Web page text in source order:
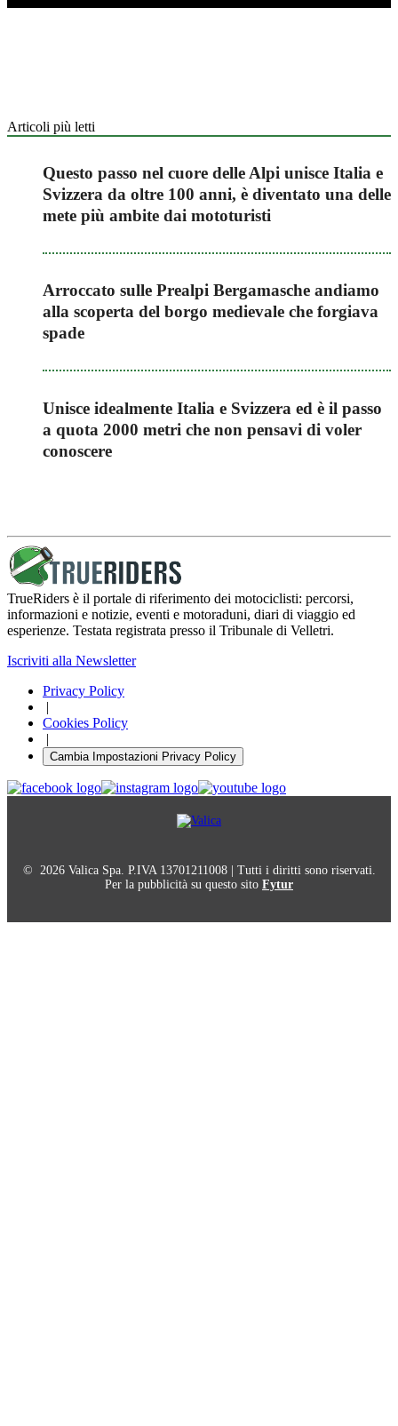
Articoli più letti
Questo passo nel cuore delle Alpi unisce Italia e
Svizzera da oltre 100 anni, è diventato una delle
mete più ambite dai mototuristi
Arroccato sulle Prealpi Bergamasche andiamo
alla scoperta del borgo medievale che forgiava
spade
Unisce idealmente Italia e Svizzera ed è il passo
a quota 2000 metri che non pensavi di voler
conoscere
TrueRiders è il portale di riferimento dei motociclisti: percorsi,
informazioni e notizie, eventi e motoraduni, diari di viaggio ed
esperienze. Testata registrata presso il Tribunale di Velletri.
Iscriviti alla Newsletter
Privacy Policy
|
Cookies Policy
|
Cambia Impostazioni Privacy Policy
© 2026 Valica Spa. P.IVA 13701211008 | Tutti i diritti sono riservati.
Per la pubblicità su questo sito Fytur